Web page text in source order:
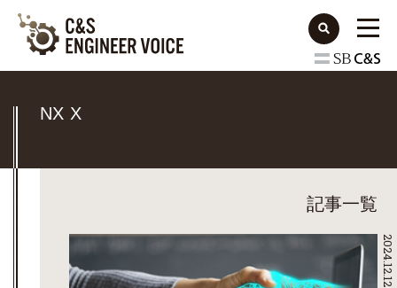
NX X
記事一覧
2024.12.12